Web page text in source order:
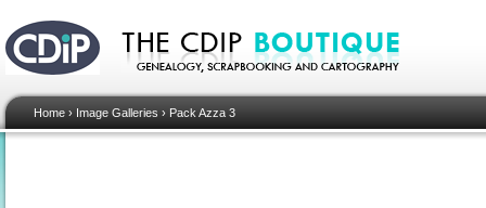
Home › Image Galleries › Pack Azza 3